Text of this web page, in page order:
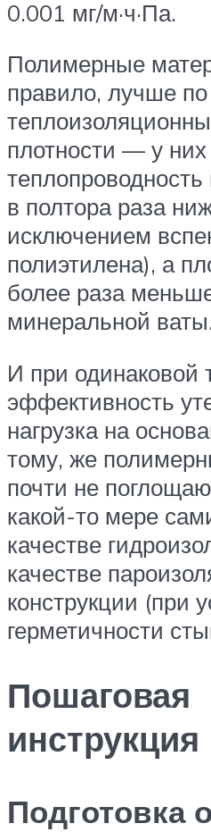
0.001 мг/м·ч·Па.
Полимерные
правило, лучше по
плотности — у них
в полтора раза
исключением
полиэтилена), а
более раза
минеральной ваты.
И при одинаковой
эффективность
нагрузка на
тому, же
почти не
какой-то мере
качестве
качестве
конструкции (при
герметичности
Пошаговая
инструкция
Подготовка